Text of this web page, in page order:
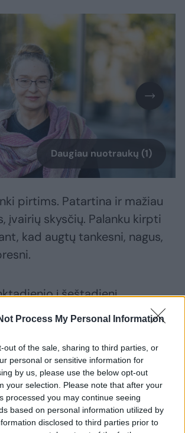
Process My Personal Information
out of the sale, sharing to third parties, or
personal or sensitive information for
by us, please use the below opt-out
your selection. Please note that after your
processed you may continue seeing
based on personal information utilized by
disclosed to third parties prior to
Daugiau nuotraukų (1)
pirtims. Patartina ir mažiau
įvairių skysčių. Palanku kirpti
kad augtų tankesni, nagus,
į šeštadienį
regėti grybus, žuvį,
kirpti plaukus ar kitaip jų
netyčia sudaužyti stiklą,
išsiskyrimas su artimu